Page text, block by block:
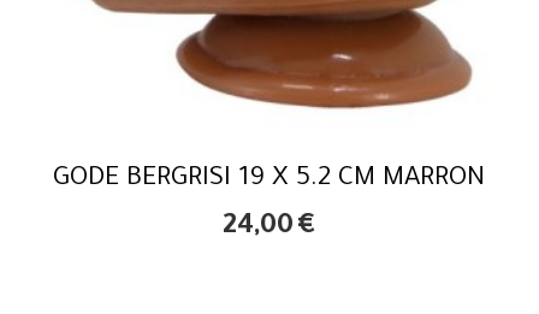
GODE BERGRISI 19 X 5.2 CM MARRON
24,00 €